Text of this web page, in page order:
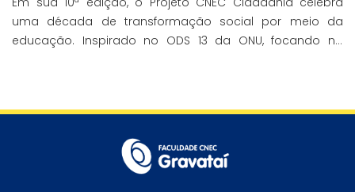
uma década de transformação social por meio da
educação. Inspirado no ODS 13 da ONU, focando no